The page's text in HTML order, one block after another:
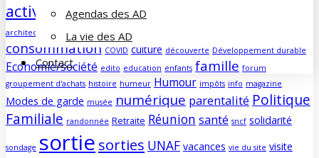
Agendas des AD
La vie des AD
Contact
activités AD agenda Aidants familiaux
architecture
Assemblée Générale
consommation COVID culture découverte Développement durable
Economie/société edito education enfants famille forum
groupement d'achats histoire humeur Humour impôts info magazine
Modes de garde musée numérique parentalité Politique
Familiale randonnée Retraite Réunion santé sncf solidarité
sondage sortie sorties UNAF vacances vie du site visite